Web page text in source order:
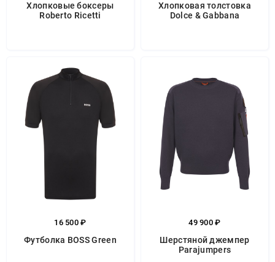
Хлопковые боксеры
Roberto Ricetti
Хлопковая толстовка
Dolce & Gabbana
16 500 ₽
Футболка BOSS Green
49 900 ₽
Шерстяной джемпер
Parajumpers